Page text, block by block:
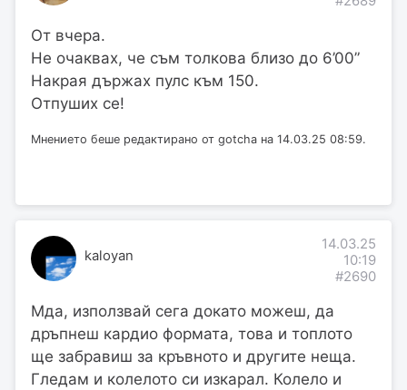
От вчера.
Не очаквах, че съм толкова близо до 6’00”
Накрая държах пулс към 150.
Отпуших се!
Мнението беше редактирано от gotcha на 14.03.25 08:59.
kaloyan
14.03.25
10:19
#2690
Мда, използвай сега докато можеш, да
дръпнеш кардио формата, това и топлото
ще забравиш за кръвното и другите неща.
Гледам и колелото си изкарал. Колело и